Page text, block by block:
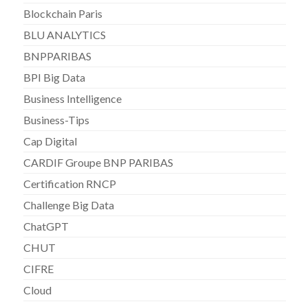
Blockchain Paris
BLU ANALYTICS
BNPPARIBAS
BPI Big Data
Business Intelligence
Business-Tips
Cap Digital
CARDIF Groupe BNP PARIBAS
Certification RNCP
Challenge Big Data
ChatGPT
CHUT
CIFRE
Cloud